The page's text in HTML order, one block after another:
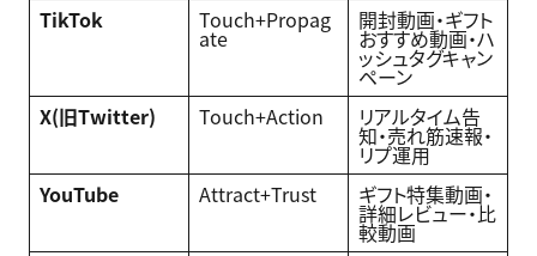
TikTok
Touch+Propag
ate
開封動画・ギフト
おすすめ動画・ハ
ッシュタグキャン
ペーン
X(旧Twitter) Touch+Action リアルタイム告
知・売れ筋速報・
リプ運用
YouTube
Attract+Trust ギフト特集動画・
詳細レビュー・比
較動画